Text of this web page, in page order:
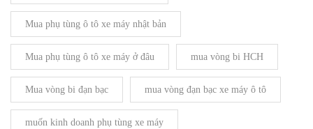
Mua phụ tùng ô tô xe máy nhật bản
Mua phụ tùng ô tô xe máy ở đâu mua vòng bi HCH
Mua vòng bi đạn bạc mua vòng đạn bạc xe máy ô tô
muốn kinh doanh phụ tùng xe máy